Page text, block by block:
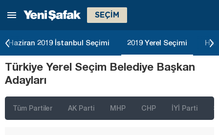
SEÇİM
Haziran 2019 İstanbul Seçimi 2019 Yerel Seçimi
Türkiye Yerel Seçim Belediye Başkan
Adayları
Tüm Partiler AK Parti MHP CHP İYİ Parti
Isparta
Karaman
Kars
Kayseri